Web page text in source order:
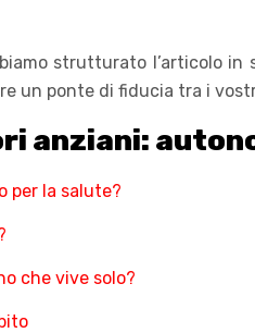
strutturato l’articolo
un ponte di fiducia tra i
anziani:
per la salute?
che vive solo?